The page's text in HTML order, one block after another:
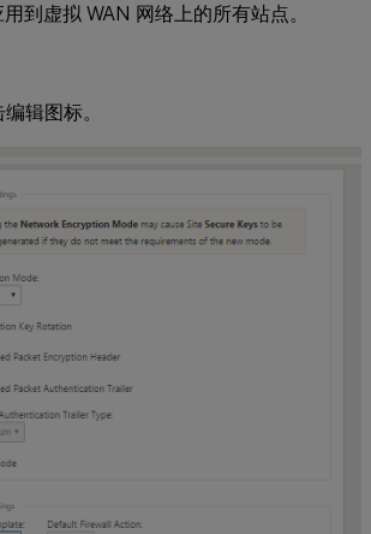
到虚拟 WAN 网络上的所有站点。
辑图标。